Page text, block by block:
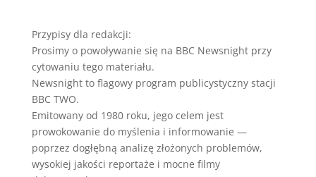
Przypisy dla redakcji:
Prosimy o powoływanie się na BBC Newsnight przy
cytowaniu tego materiału.
Newsnight to flagowy program publicystyczny stacji
BBC TWO.
Emitowany od 1980 roku, jego celem jest
prowokowanie do myślenia i informowanie —
poprzez dogłębną analizę złożonych problemów,
wysokiej jakości reportaże i mocne filmy